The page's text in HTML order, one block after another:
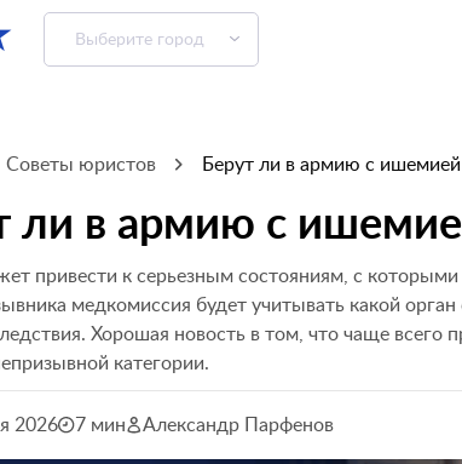
Выберите город
Советы юристов Берут ли в армию с
ли в армию с
привести к серьезным состояниям, с
медкомиссия будет учитывать какой
Хорошая новость в том, что чаще всего
категории.
2026 7 мин Александр Парфенов